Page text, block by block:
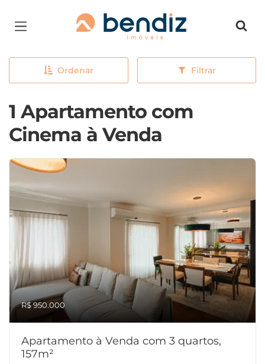
Página inicial
Ordenar Filtrar
1 Apartamento com
Cinema à Venda
R$ 950.000
Apartamento à Venda com 3 quartos,
157m²